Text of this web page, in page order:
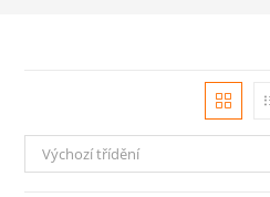
Výchozí třídění